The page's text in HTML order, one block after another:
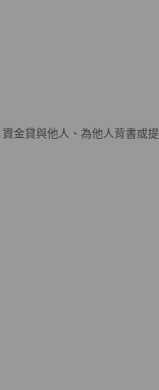
金貸與他人、為他人背書或提